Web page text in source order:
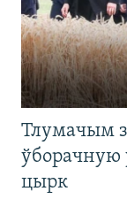
Тлумачым
ўборачную
цырк